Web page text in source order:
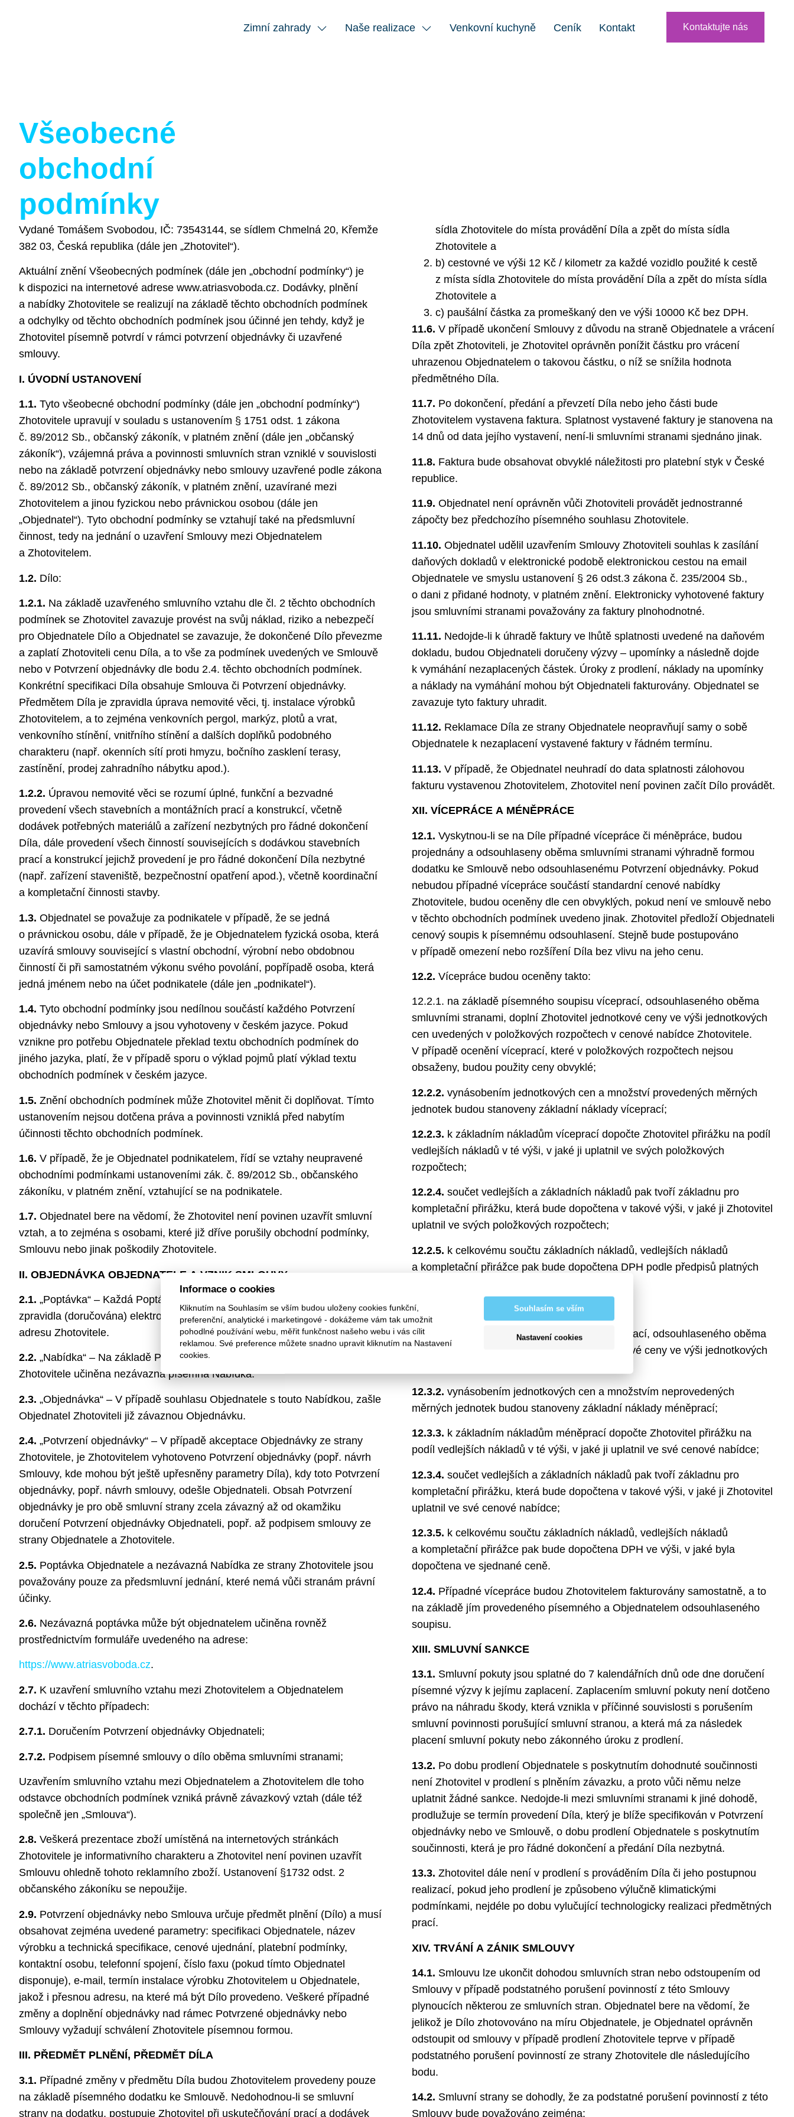
Zimní zahrady Naše realizace Venkovní kuchyně Ceník Kontakt Kontaktujte nás
Všeobecné
obchodní
podmínky
Vydané Tomášem Svobodou, IČ: 73543144, se sídlem Chmelná 20, Křemže
382 03, Česká republika (dále jen „Zhotovitel“).
Aktuální znění Všeobecných podmínek (dále jen „obchodní podmínky“) je
k dispozici na internetové adrese www.atriasvoboda.cz. Dodávky, plnění
a nabídky Zhotovitele se realizují na základě těchto obchodních podmínek
a odchylky od těchto obchodních podmínek jsou účinné jen tehdy, když je
Zhotovitel písemně potvrdí v rámci potvrzení objednávky či uzavřené
smlouvy.
I. ÚVODNÍ USTANOVENÍ
1.1. Tyto všeobecné obchodní podmínky (dále jen „obchodní podmínky“)
Zhotovitele upravují v souladu s ustanovením § 1751 odst. 1 zákona
č. 89/2012 Sb., občanský zákoník, v platném znění (dále jen „občanský
zákoník“), vzájemná práva a povinnosti smluvních stran vzniklé v souvislosti
nebo na základě potvrzení objednávky nebo smlouvy uzavřené podle zákona
č. 89/2012 Sb., občanský zákoník, v platném znění, uzavírané mezi
Zhotovitelem a jinou fyzickou nebo právnickou osobou (dále jen
„Objednatel“). Tyto obchodní podmínky se vztahují také na předsmluvní
činnost, tedy na jednání o uzavření Smlouvy mezi Objednatelem
a Zhotovitelem.
1.2. Dílo:
1.2.1. Na základě uzavřeného smluvního vztahu dle čl. 2 těchto obchodních
podmínek se Zhotovitel zavazuje provést na svůj náklad, riziko a nebezpečí
pro Objednatele Dílo a Objednatel se zavazuje, že dokončené Dílo převezme
a zaplatí Zhotoviteli cenu Díla, a to vše za podmínek uvedených ve Smlouvě
nebo v Potvrzení objednávky dle bodu 2.4. těchto obchodních podmínek.
Konkrétní specifikaci Díla obsahuje Smlouva či Potvrzení objednávky.
Předmětem Díla je zpravidla úprava nemovité věci, tj. instalace výrobků
Zhotovitelem, a to zejména venkovních pergol, markýz, plotů a vrat,
venkovního stínění, vnitřního stínění a dalších doplňků podobného
charakteru (např. okenních sítí proti hmyzu, bočního zasklení terasy,
zastínění, prodej zahradního nábytku apod.).
1.2.2. Úpravou nemovité věci se rozumí úplné, funkční a bezvadné
provedení všech stavebních a montážních prací a konstrukcí, včetně
dodávek potřebných materiálů a zařízení nezbytných pro řádné dokončení
Díla, dále provedení všech činností souvisejících s dodávkou stavebních
prací a konstrukcí jejichž provedení je pro řádné dokončení Díla nezbytné
(např. zařízení staveniště, bezpečnostní opatření apod.), včetně koordinační
a kompletační činnosti stavby.
1.3. Objednatel se považuje za podnikatele v případě, že se jedná
o právnickou osobu, dále v případě, že je Objednatelem fyzická osoba, která
uzavírá smlouvy související s vlastní obchodní, výrobní nebo obdobnou
činností či při samostatném výkonu svého povolání, popřípadě osoba, která
jedná jménem nebo na účet podnikatele (dále jen „podnikatel“).
1.4. Tyto obchodní podmínky jsou nedílnou součástí každého Potvrzení
objednávky nebo Smlouvy a jsou vyhotoveny v českém jazyce. Pokud
vznikne pro potřebu Objednatele překlad textu obchodních podmínek do
jiného jazyka, platí, že v případě sporu o výklad pojmů platí výklad textu
obchodních podmínek v českém jazyce.
1.5. Znění obchodních podmínek může Zhotovitel měnit či doplňovat. Tímto
ustanovením nejsou dotčena práva a povinnosti vzniklá před nabytím
účinnosti těchto obchodních podmínek.
1.6. V případě, že je Objednatel podnikatelem, řídí se vztahy neupravené
obchodními podmínkami ustanoveními zák. č. 89/2012 Sb., občanského
zákoníku, v platném znění, vztahující se na podnikatele.
1.7. Objednatel bere na vědomí, že Zhotovitel není povinen uzavřít smluvní
vztah, a to zejména s osobami, které již dříve porušily obchodní podmínky,
Smlouvu nebo jinak poškodily Zhotovitele.
II. OBJEDNÁVKA OBJEDNATELE A VZNIK SMLOUVY
2.1. „Poptávka“ – Každá Poptávka Objednatele adresovaná Zhotoviteli, je
zpravidla (doručována) elektronicky (e-mailem) či písemně na kontaktní
adresu Zhotovitele.
2.2. „Nabídka“ – Na základě Poptávky Objednatele je Objednateli ze strany
Zhotovitele učiněna nezávazná písemná Nabídka.
2.3. „Objednávka“ – V případě souhlasu Objednatele s touto Nabídkou, zašle
Objednatel Zhotoviteli již závaznou Objednávku.
2.4. „Potvrzení objednávky“ – V případě akceptace Objednávky ze strany
Zhotovitele, je Zhotovitelem vyhotoveno Potvrzení objednávky (popř. návrh
Smlouvy, kde mohou být ještě upřesněny parametry Díla), kdy toto Potvrzení
objednávky, popř. návrh smlouvy, odešle Objednateli. Obsah Potvrzení
objednávky je pro obě smluvní strany zcela závazný až od okamžiku
doručení Potvrzení objednávky Objednateli, popř. až podpisem smlouvy ze
strany Objednatele a Zhotovitele.
2.5. Poptávka Objednatele a nezávazná Nabídka ze strany Zhotovitele jsou
považovány pouze za předsmluvní jednání, které nemá vůči stranám právní
účinky.
2.6. Nezávazná poptávka může být objednatelem učiněna rovněž
prostřednictvím formuláře uvedeného na adrese:
https://www.atriasvoboda.cz.
2.7. K uzavření smluvního vztahu mezi Zhotovitelem a Objednatelem
dochází v těchto případech:
2.7.1. Doručením Potvrzení objednávky Objednateli;
2.7.2. Podpisem písemné smlouvy o dílo oběma smluvními stranami;
Uzavřením smluvního vztahu mezi Objednatelem a Zhotovitelem dle toho
odstavce obchodních podmínek vzniká právně závazkový vztah (dále též
společně jen „Smlouva“).
2.8. Veškerá prezentace zboží umístěná na internetových stránkách
Zhotovitele je informativního charakteru a Zhotovitel není povinen uzavřít
Smlouvu ohledně tohoto reklamního zboží. Ustanovení §1732 odst. 2
občanského zákoníku se nepoužije.
2.9. Potvrzení objednávky nebo Smlouva určuje předmět plnění (Dílo) a musí
obsahovat zejména uvedené parametry: specifikaci Objednatele, název
výrobku a technická specifikace, cenové ujednání, platební podmínky,
kontaktní osobu, telefonní spojení, číslo faxu (pokud tímto Objednatel
disponuje), e-mail, termín instalace výrobku Zhotovitelem u Objednatele,
jakož i přesnou adresu, na které má být Dílo provedeno. Veškeré případné
změny a doplnění objednávky nad rámec Potvrzené objednávky nebo
Smlouvy vyžadují schválení Zhotovitele písemnou formou.
III. PŘEDMĚT PLNĚNÍ, PŘEDMĚT DÍLA
3.1. Případné změny v předmětu Díla budou Zhotovitelem provedeny pouze
na základě písemného dodatku ke Smlouvě. Nedohodnou-li se smluvní
strany na dodatku, postupuje Zhotovitel při uskutečňování prací a dodávek
sídla Zhotovitele do místa provádění Díla a zpět do místa sídla
Zhotovitele a
b) cestovné ve výši 12 Kč / kilometr za každé vozidlo použité k cestě
z místa sídla Zhotovitele do místa provádění Díla a zpět do místa sídla
Zhotovitele a
c) paušální částka za promeškaný den ve výši 10000 Kč bez DPH.
11.6. V případě ukončení Smlouvy z důvodu na straně Objednatele a vrácení
Díla zpět Zhotoviteli, je Zhotovitel oprávněn ponížit částku pro vrácení
uhrazenou Objednatelem o takovou částku, o níž se snížila hodnota
předmětného Díla.
11.7. Po dokončení, předání a převzetí Díla nebo jeho části bude
Zhotovitelem vystavena faktura. Splatnost vystavené faktury je stanovena na
14 dnů od data jejího vystavení, není-li smluvními stranami sjednáno jinak.
11.8. Faktura bude obsahovat obvyklé náležitosti pro platební styk v České
republice.
11.9. Objednatel není oprávněn vůči Zhotoviteli provádět jednostranné
zápočty bez předchozího písemného souhlasu Zhotovitele.
11.10. Objednatel udělil uzavřením Smlouvy Zhotoviteli souhlas k zasílání
daňových dokladů v elektronické podobě elektronickou cestou na email
Objednatele ve smyslu ustanovení § 26 odst.3 zákona č. 235/2004 Sb.,
o dani z přidané hodnoty, v platném znění. Elektronicky vyhotovené faktury
jsou smluvními stranami považovány za faktury plnohodnotné.
11.11. Nedojde-li k úhradě faktury ve lhůtě splatnosti uvedené na daňovém
dokladu, budou Objednateli doručeny výzvy – upomínky a následně dojde
k vymáhání nezaplacených částek. Úroky z prodlení, náklady na upomínky
a náklady na vymáhání mohou být Objednateli fakturovány. Objednatel se
zavazuje tyto faktury uhradit.
11.12. Reklamace Díla ze strany Objednatele neopravňují samy o sobě
Objednatele k nezaplacení vystavené faktury v řádném termínu.
11.13. V případě, že Objednatel neuhradí do data splatnosti zálohovou
fakturu vystavenou Zhotovitelem, Zhotovitel není povinen začít Dílo provádět.
XII. VÍCEPRÁCE A MÉNĚPRÁCE
12.1. Vyskytnou-li se na Díle případné vícepráce či méněpráce, budou
projednány a odsouhlaseny oběma smluvními stranami výhradně formou
dodatku ke Smlouvě nebo odsouhlasenému Potvrzení objednávky. Pokud
nebudou případné vícepráce součástí standardní cenové nabídky
Zhotovitele, budou oceněny dle cen obvyklých, pokud není ve smlouvě nebo
v těchto obchodních podmínek uvedeno jinak. Zhotovitel předloží Objednateli
cenový soupis k písemnému odsouhlasení. Stejně bude postupováno
v případě omezení nebo rozšíření Díla bez vlivu na jeho cenu.
12.2. Vícepráce budou oceněny takto:
12.2.1. na základě písemného soupisu víceprací, odsouhlaseného oběma
smluvními stranami, doplní Zhotovitel jednotkové ceny ve výši jednotkových
cen uvedených v položkových rozpočtech v cenové nabídce Zhotovitele.
V případě ocenění víceprací, které v položkových rozpočtech nejsou
obsaženy, budou použity ceny obvyklé;
12.2.2. vynásobením jednotkových cen a množství provedených měrných
jednotek budou stanoveny základní náklady víceprací;
12.2.3. k základním nákladům víceprací dopočte Zhotovitel přirážku na podíl
vedlejších nákladů v té výši, v jaké ji uplatnil ve svých položkových
rozpočtech;
12.2.4. součet vedlejších a základních nákladů pak tvoří základnu pro
kompletační přirážku, která bude dopočtena v takové výši, v jaké ji Zhotovitel
uplatnil ve svých položkových rozpočtech;
12.2.5. k celkovému součtu základních nákladů, vedlejších nákladů
a kompletační přirážce pak bude dopočtena DPH podle předpisů platných
12.3. Méněpráce budou oceněny takto:
12.3.1.
na základě písemného soupisu méněprací, odsouhlaseného oběma
smluvními stranami, doplní Zhotovitel jednotkové ceny ve výši jednotkových
12.3.2. vynásobením jednotkových cen a množstvím neprovedených
měrných jednotek budou stanoveny základní náklady méněprací;
12.3.3. k základním nákladům méněprací dopočte Zhotovitel přirážku na
podíl vedlejších nákladů v té výši, v jaké ji uplatnil ve své cenové nabídce;
12.3.4. součet vedlejších a základních nákladů pak tvoří základnu pro
kompletační přirážku, která bude dopočtena v takové výši, v jaké ji Zhotovitel
uplatnil ve své cenové nabídce;
12.3.5. k celkovému součtu základních nákladů, vedlejších nákladů
a kompletační přirážce pak bude dopočtena DPH ve výši, v jaké byla
dopočtena ve sjednané ceně.
12.4. Případné vícepráce budou Zhotovitelem fakturovány samostatně, a to
na základě jím provedeného písemného a Objednatelem odsouhlaseného
soupisu.
XIII. SMLUVNÍ SANKCE
13.1. Smluvní pokuty jsou splatné do 7 kalendářních dnů ode dne doručení
písemné výzvy k jejímu zaplacení. Zaplacením smluvní pokuty není dotčeno
právo na náhradu škody, která vznikla v příčinné souvislosti s porušením
smluvní povinnosti porušující smluvní stranou, a která má za následek
placení smluvní pokuty nebo zákonného úroku z prodlení.
13.2. Po dobu prodlení Objednatele s poskytnutím dohodnuté součinnosti
není Zhotovitel v prodlení s plněním závazku, a proto vůči němu nelze
uplatnit žádné sankce. Nedojde-li mezi smluvními stranami k jiné dohodě,
prodlužuje se termín provedení Díla, který je blíže specifikován v Potvrzení
objednávky nebo ve Smlouvě, o dobu prodlení Objednatele s poskytnutím
součinnosti, která je pro řádné dokončení a předání Díla nezbytná.
13.3. Zhotovitel dále není v prodlení s prováděním Díla či jeho postupnou
realizací, pokud jeho prodlení je způsobeno výlučně klimatickými
podmínkami, nejdéle po dobu vylučující technologicky realizaci předmětných
prací.
XIV. TRVÁNÍ A ZÁNIK SMLOUVY
14.1. Smlouvu lze ukončit dohodou smluvních stran nebo odstoupením od
Smlouvy v případě podstatného porušení povinností z této Smlouvy
plynoucích některou ze smluvních stran. Objednatel bere na vědomí, že
jelikož je Dílo zhotovováno na míru Objednatele, je Objednatel oprávněn
odstoupit od smlouvy v případě prodlení Zhotovitele teprve v případě
podstatného porušení povinností ze strany Zhotovitele dle následujícího
bodu.
14.2. Smluvní strany se dohodly, že za podstatné porušení povinností z této
Smlouvy bude považováno zejména:
Informace o cookies
Kliknutím na Souhlasím se vším budou uloženy cookies funkční,
preferenční, analytické i marketingové - dokážeme vám tak umožnit
pohodlné používání webu, měřit funkčnost našeho webu i vás cílit
reklamou. Své preference můžete snadno upravit kliknutím na Nastavení
cookies.
Souhlasím se vším
Nastavení cookies